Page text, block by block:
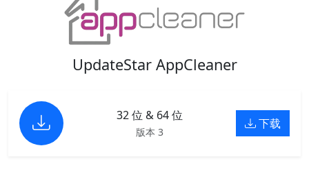
UpdateStar AppCleaner
32 位 & 64 位
版本 3
下载